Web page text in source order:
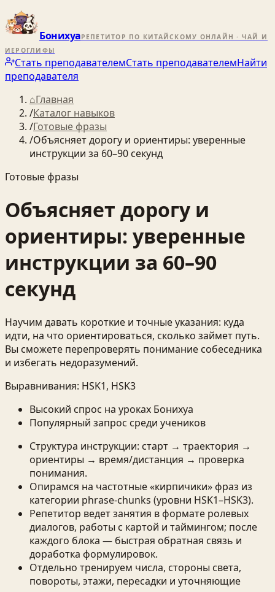
БонихуаРЕПЕТИТОР ПО КИТАЙСКОМУ ОНЛАЙН · ЧАЙ И
ИЕРОГЛИФЫ
Стать преподавателемСтать преподавателемНайти
преподавателя
⌂Главная
/Каталог навыков
/Готовые фразы
/Объясняет дорогу и ориентиры: уверенные
инструкции за 60–90 секунд
Готовые фразы
Объясняет дорогу и
ориентиры: уверенные
инструкции за 60–90
секунд
Научим давать короткие и точные указания: куда
идти, на что ориентироваться, сколько займет путь.
Вы сможете перепроверять понимание собеседника
и избегать недоразумений.
Выравнивания: HSK1, HSK3
Высокий спрос на уроках Бонихуа
Популярный запрос среди учеников
Структура инструкции: старт → траектория →
ориентиры → время/дистанция → проверка
понимания.
Опирамся на частотные «кирпичики» фраз из
категории phrase-chunks (уровни HSK1–HSK3).
Репетитор ведет занятия в формате ролевых
диалогов, работы с картой и таймингом; после
каждого блока — быстрая обратная связь и
доработка формулировок.
Отдельно тренируем числа, стороны света,
повороты, этажи, пересадки и уточняющие